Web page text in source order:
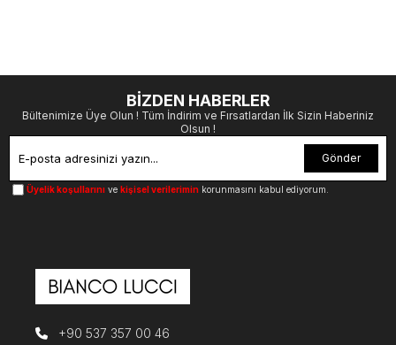
BİZDEN HABERLER
Bültenimize Üye Olun ! Tüm İndirim ve Fırsatlardan İlk Sizin Haberiniz
Olsun !
Gönder
Üyelik koşullarını ve kişisel verilerimin korunmasını kabul ediyorum.
+90 537 357 00 46